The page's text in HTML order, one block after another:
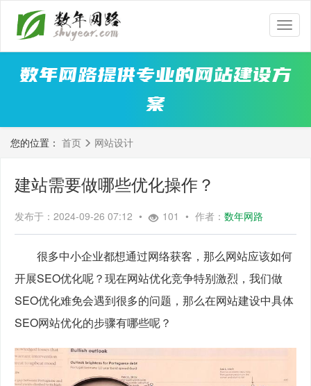
数
年
网
路
数年网路提供专业的网站建设方
案
您的位置： 首页 网站设计
建站需要做哪些优化操作？
发布于：2024-09-26 07:12 • 101 • 作者：数年网路
很多中小企业都想通过网络获客，那么网站应该如何
开展SEO优化呢？现在网站优化竞争特别激烈，我们做
SEO优化难免会遇到很多的问题，那么在网站建设中具体
SEO网站优化的步骤有哪些呢？